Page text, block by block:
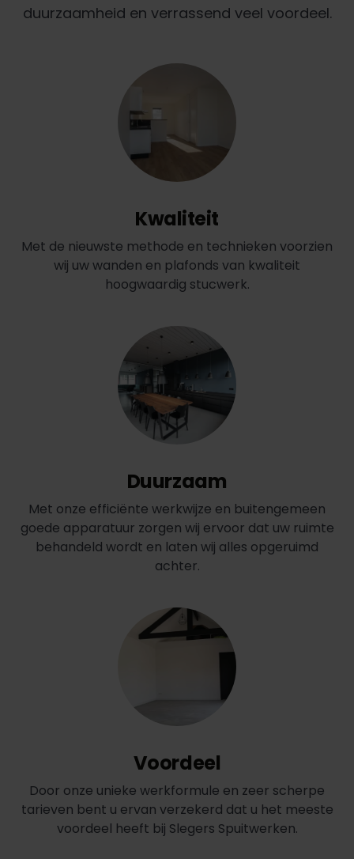
duurzaamheid en verrassend veel voordeel.
Kwaliteit
Met de nieuwste methode en technieken voorzien
wij uw wanden en plafonds van kwaliteit
hoogwaardig stucwerk.
Duurzaam
Met onze efficiënte werkwijze en buitengemeen
goede apparatuur zorgen wij ervoor dat uw ruimte
behandeld wordt en laten wij alles opgeruimd
achter.
Voordeel
Door onze unieke werkformule en zeer scherpe
tarieven bent u ervan verzekerd dat u het meeste
voordeel heeft bij Slegers Spuitwerken.